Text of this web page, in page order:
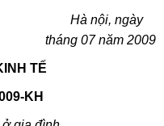
Hà nội, ngày
tháng 07 năm 2009
TẾ
KH